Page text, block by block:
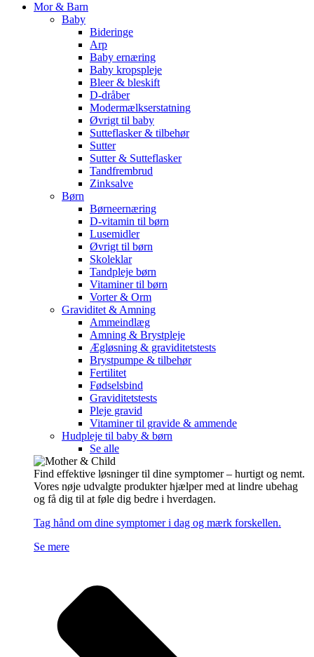
Mor & Barn
Baby
Bideringe
Arp
Baby ernæring
Baby kropspleje
Bleer & bleskift
D-dråber
Modermælkserstatning
Øvrigt til baby
Sutteflasker & tilbehør
Sutter
Sutter & Sutteflasker
Tandfrembrud
Zinksalve
Børn
Børneernæring
D-vitamin til børn
Lusemidler
Øvrigt til børn
Skoleklar
Tandpleje børn
Vitaminer til børn
Vorter & Orm
Graviditet & Amning
Ammeindlæg
Amning & Brystpleje
Ægløsning & graviditetstests
Brystpumpe & tilbehør
Fertilitet
Fødselsbind
Graviditetstests
Pleje gravid
Vitaminer til gravide & ammende
Hudpleje til baby & børn
Se alle
Find effektive løsninger til dine symptomer – hurtigt og nemt.
Vores nøje udvalgte produkter hjælper med at lindre ubehag
og få dig til at føle dig bedre i hverdagen.
Tag hånd om dine symptomer i dag og mærk forskellen.
Se mere